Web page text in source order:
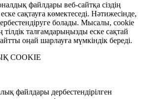
файлдары веб-сайтқа сіздің
сақтауға көмектеседі. Нәтижесінде,
болады. Мысалы, cookie
тілдік талғамдарыңызды еске сақтай
оңай шарлауға мүмкіндік береді.
COOKIE
файлдары дербестендірілген